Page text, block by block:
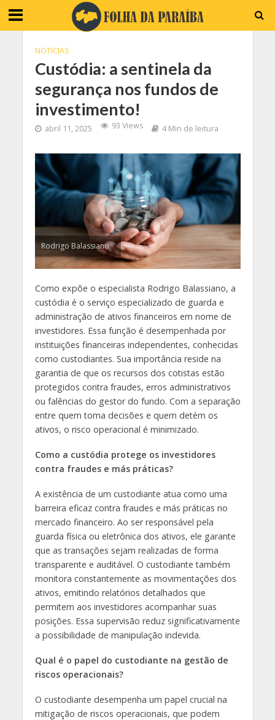
NOTICIAS
Custódia: a sentinela da
segurança nos fundos de
investimento!
abril 11, 2025 93 Views 4 Min de leitura
Rodrigo Balassiano
Como expõe o especialista Rodrigo Balassiano, a
custódia é o serviço especializado de guarda e
administração de ativos financeiros em nome de
investidores. Essa função é desempenhada por
instituições financeiras independentes, conhecidas
como custodiantes. Sua importância reside na
garantia de que os recursos dos cotistas estão
protegidos contra fraudes, erros administrativos
ou falências do gestor do fundo. Com a separação
entre quem toma decisões e quem detém os
ativos, o risco operacional é minimizado.
Como a custódia protege os investidores
contra fraudes e más práticas?
A existência de um custodiante atua como uma
barreira eficaz contra fraudes e más práticas no
mercado financeiro. Ao ser responsável pela
guarda física ou eletrônica dos ativos, ele garante
que as transações sejam realizadas de forma
transparente e auditável. O custodiante também
monitora constantemente as movimentações dos
ativos, emitindo relatórios detalhados que
permitem aos investidores acompanhar suas
posições. Essa supervisão reduz significativamente
a possibilidade de manipulação indevida.
Qual é o papel do custodiante na gestão de
riscos operacionais?
O custodiante desempenha um papel crucial na
mitigação de riscos operacionais, que podem